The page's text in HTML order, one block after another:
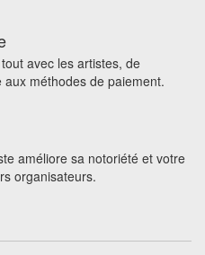
avec les artistes, de
méthodes de paiement.
améliore sa notoriété et votre
organisateurs.